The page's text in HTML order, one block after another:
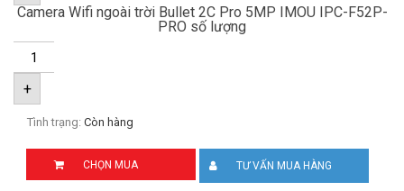
Camera Wifi ngoài trời Bullet 2C Pro 5MP IMOU IPC-F52P-
PRO số lượng
+
Tình trạng: Còn hàng
CHỌN MUA TƯ VẤN MUA HÀNG